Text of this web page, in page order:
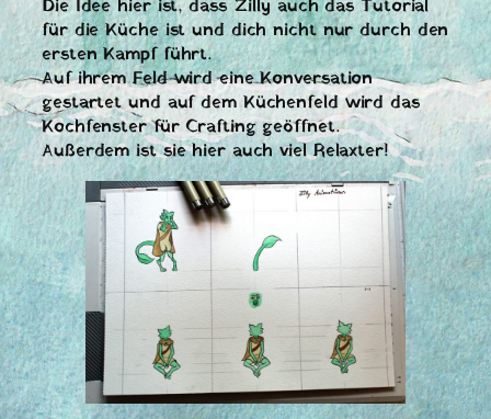
Die Idee hier ist, dass Zilly auch das Tutorial
für die Küche ist und dich nicht nur durch den
ersten Kampf führt.
Auf ihrem Feld wird eine Konversation
gestartet und auf dem Küchenfeld wird das
Kochfenster für Crafting geöffnet.
Außerdem ist sie hier auch viel Relaxter!